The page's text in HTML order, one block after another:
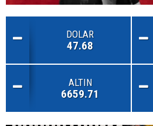
DOLAR
47.68
ALTIN
6659.71